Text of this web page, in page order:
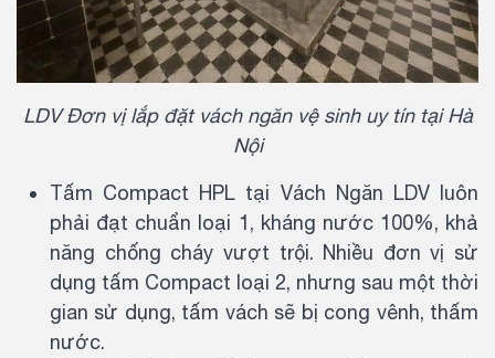
LDV Đơn vị lắp đặt vách ngăn vệ sinh uy tín tại Hà
Nội
Tấm Compact HPL tại Vách Ngăn LDV luôn
phải đạt chuẩn loại 1, kháng nước 100%, khả
năng chống cháy vượt trội. Nhiều đơn vị sử
dụng tấm Compact loại 2, nhưng sau một thời
gian sử dụng, tấm vách sẽ bị cong vênh, thấm
nước.